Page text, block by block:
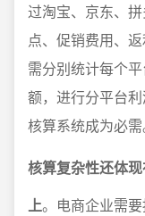
过淘宝、京东、
点、促销费用、
需分别统计每个
额，进行分平台
核算系统成为必需
核算复杂性还体
上。电商企业需